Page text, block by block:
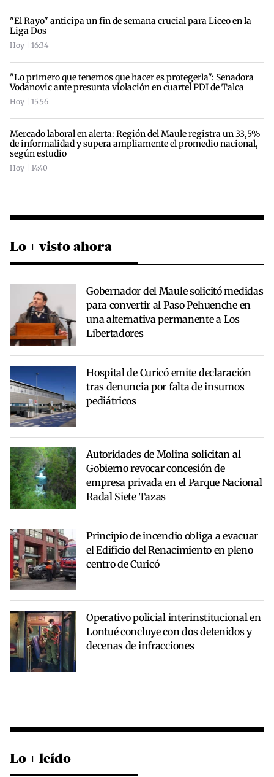
"El Rayo" anticipa un fin de semana crucial para Liceo en la
Liga Dos
Hoy | 16:34
"Lo primero que tenemos que hacer es protegerla": Senadora
Vodanovic ante presunta violación en cuartel PDI de Talca
Hoy | 15:56
Mercado laboral en alerta: Región del Maule registra un 33,5%
de informalidad y supera ampliamente el promedio nacional,
según estudio
Hoy | 14:40
Lo + visto ahora
Gobernador del Maule solicitó medidas
para convertir al Paso Pehuenche en
una alternativa permanente a Los
Libertadores
Hospital de Curicó emite declaración
tras denuncia por falta de insumos
pediátricos
Autoridades de Molina solicitan al
Gobierno revocar concesión de
empresa privada en el Parque Nacional
Radal Siete Tazas
Principio de incendio obliga a evacuar
el Edificio del Renacimiento en pleno
centro de Curicó
Operativo policial interinstitucional en
Lontué concluye con dos detenidos y
decenas de infracciones
Lo + leído